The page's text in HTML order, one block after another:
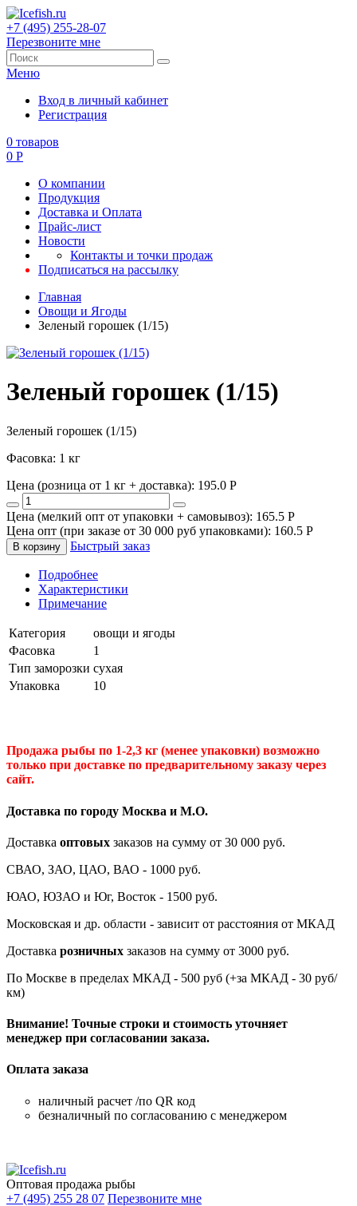
+7 (495) 255-28-07
Перезвоните мне
Меню
Вход в личный кабинет
Регистрация
0 товаров
0 Р
О компании
Продукция
Доставка и Оплата
Прайс-лист
Новости
Контакты и точки продаж
Подписаться на рассылку
Главная
Овощи и Ягоды
Зеленый горошек (1/15)
Зеленый горошек (1/15)
Зеленый горошек (1/15)
Фасовка: 1 кг
Цена (розница от 1 кг + доставка): 195.0 P
Цена (мелкий опт от упаковки + самовывоз): 165.5 P
Цена опт (при заказе от 30 000 руб упаковками): 160.5 P
В корзину Быстрый заказ
Подробнее
Характеристики
Примечание
Категория
овощи и ягоды
Фасовка
1
Тип заморозки сухая
Упаковка
10
Продажа рыбы по 1-2,3 кг (менее упаковки) возможно
только при доставке по предварительному заказу через
сайт.
Доставка по городу Москва и М.О.
Доставка оптовых заказов на сумму от 30 000 руб.
СВАО, ЗАО, ЦАО, ВАО - 1000 руб.
ЮАО, ЮЗАО и Юг, Восток - 1500 руб.
Московская и др. области - зависит от расстояния от МКАД
Доставка розничных заказов на сумму от 3000 руб.
По Москве в пределах МКАД - 500 руб (+за МКАД - 30 руб/
км)
Внимание! Точные строки и стоимость уточняет
менеджер при согласовании заказа.
Оплата заказа
наличный расчет /по QR код
безналичный по согласованию с менеджером
Оптовая продажа рыбы
+7 (495) 255 28 07 Перезвоните мне